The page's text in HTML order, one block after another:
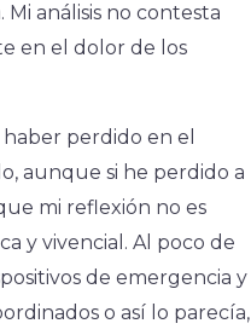
análisis no contesta
en el dolor de los
perdido en el
aunque si he perdido a
mi reflexión no es
y vivencial. Al poco de
de emergencia y
o así lo parecía,